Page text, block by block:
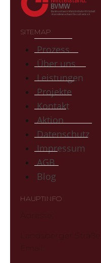
SITEMAP
Prozess
Über uns
Leistungen
Projekte
Kontakt
Aktion
Datenschutz
Impressum
AGB
Blog
HAUPTINFO
Adresse:
Landsberger
Email: